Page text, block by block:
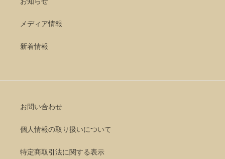
メディア情報
新着情報
お問い合わせ
個人情報の取り扱いについて
特定商取引法に関する表示